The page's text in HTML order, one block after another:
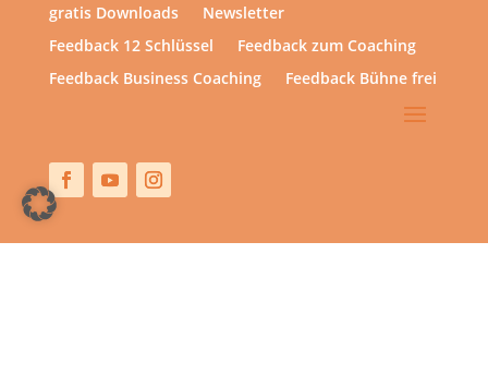
gratis Downloads
Newsletter
Feedback 12 Schlüssel
Feedback zum Coaching
Feedback Business Coaching
Feedback Bühne frei